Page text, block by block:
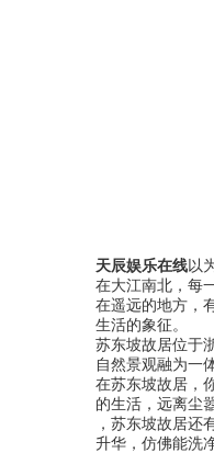
天辰娱乐在线以
在大江南北，每
在遥远的地方，
生活的象征。
苏东坡故居位于
自然景观融为一
在苏东坡故居，
的生活，远离尘
，苏东坡故居还
升华，仿佛能洗